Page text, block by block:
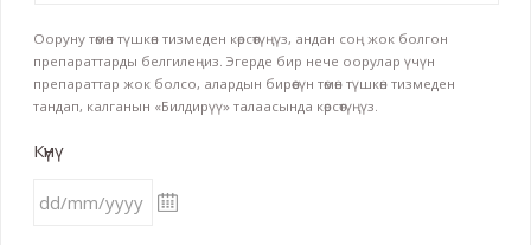
Ооруну төмөн түшкөн тизмеден көрсөтүңүз, андан соң жок болгон
препараттарды белгилеңиз. Эгерде бир нече оорулар үчүн
препараттар жок болсо, алардын бирөөсүн төмөн түшкөн тизмеден
тандап, калганын «Билдирүү» талаасында көрсөтүңүз.
Күнү